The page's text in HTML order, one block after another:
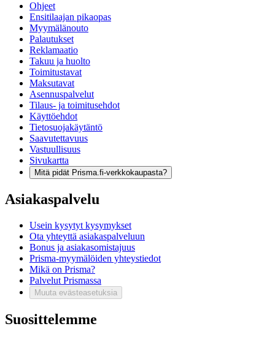
Ohjeet
Ensitilaajan pikaopas
Myymälänouto
Palautukset
Reklamaatio
Takuu ja huolto
Toimitustavat
Maksutavat
Asennuspalvelut
Tilaus- ja toimitusehdot
Käyttöehdot
Tietosuojakäytäntö
Saavutettavuus
Vastuullisuus
Sivukartta
Mitä pidät Prisma.fi-verkkokaupasta?
Asiakaspalvelu
Usein kysytyt kysymykset
Ota yhteyttä asiakaspalveluun
Bonus ja asiakasomistajuus
Prisma-myymälöiden yhteystiedot
Mikä on Prisma?
Palvelut Prismassa
Muuta evästeasetuksia
Suosittelemme